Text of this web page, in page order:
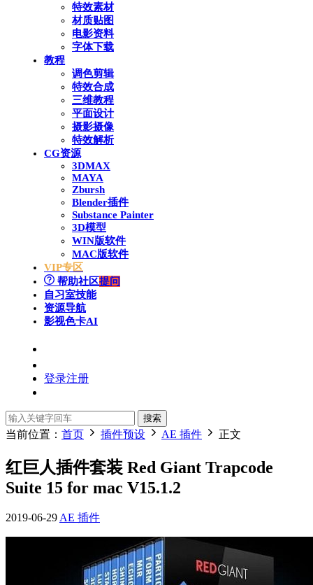
特效素材
材质贴图
电影资料
字体下载
教程
调色剪辑
特效合成
三维教程
平面设计
摄影摄像
特效解析
CG资源
3DMAX
MAYA
Zbursh
Blender插件
Substance Painter
3D模型
WIN版软件
MAC版软件
VIP专区
帮助社区提问
自习室技能
资源导航
影视色卡AI
登录注册
搜索
当前位置： 首页 插件预设 AE 插件 正文
红巨人插件套装 Red Giant Trapcode
Suite 15 for mac V15.1.2
2019-06-29AE 插件